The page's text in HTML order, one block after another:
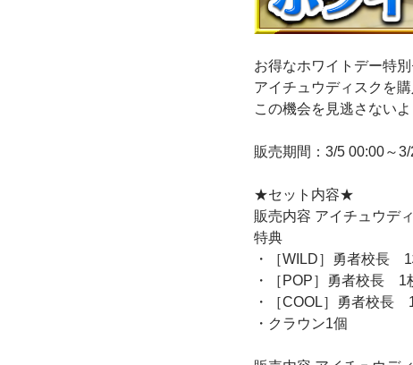
お得なホワイトデー特
アイチュウディスクを
この機会を見逃さない
販売期間：3/5 00:00～
★セット内容★
販売内容 アイチュウデ
特典
・［WILD］勇者校長
・［POP］勇者校長 1
・［COOL］勇者校長
・クラウン1個